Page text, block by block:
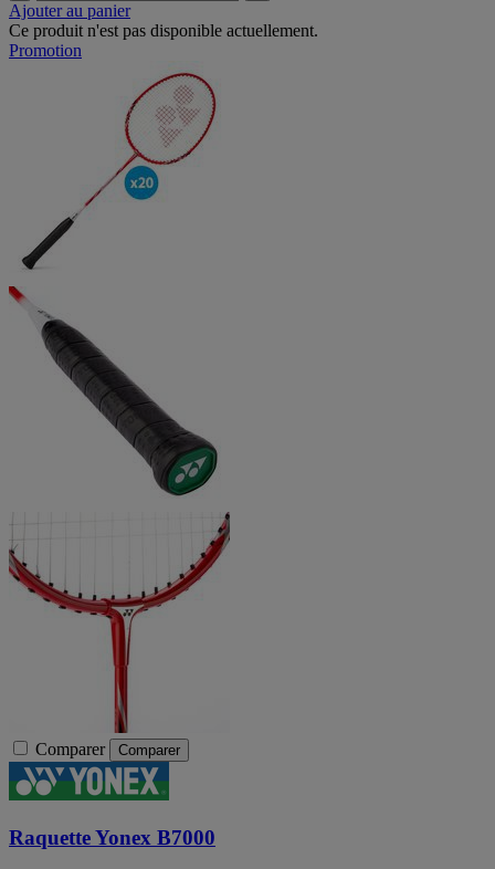
Ajouter au panier
Ce produit n'est pas disponible actuellement.
Promotion
Comparer Comparer
Raquette Yonex B7000